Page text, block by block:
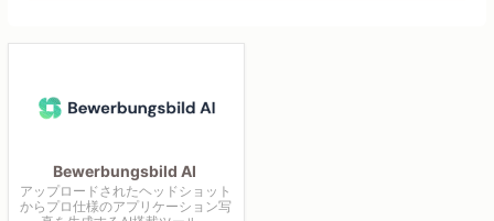
Bewerbungsbild AI
アップロードされたヘッドショット
からプロ仕様のアプリケーション写